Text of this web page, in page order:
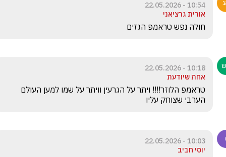
10:54 - 22.05.2026
אורית גרציאני
חולה נפש טראמפ הגזים
10:18 - 22.05.2026
אחת שיודעת
הערבי שצוחק עליו
10:03 - 22.05.2026
יוסי חביב